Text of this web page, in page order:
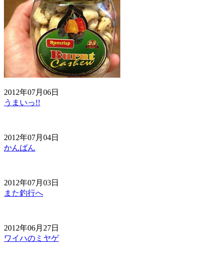
2012年07月06日
うまいっ!!
2012年07月04日
かんばん
2012年07月03日
また釣行へ
2012年06月27日
ワイハのミヤゲ